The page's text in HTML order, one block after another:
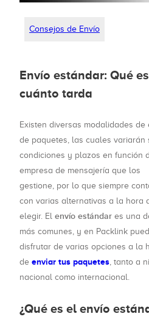
Consejos de Envío
Envío estándar: Qué
cuánto tarda
Existen diversas modalidades de
de paquetes, las cuales variarán
condiciones y plazos en función
empresa de mensajería que los
gestione, por lo que siempre
con varias alternativas a la hora
elegir. El envío estándar es una
más comunes, y en Packlink
disfrutar de varias opciones a la
de enviar tus paquetes, tanto a
nacional como internacional.
¿Qué es el envío